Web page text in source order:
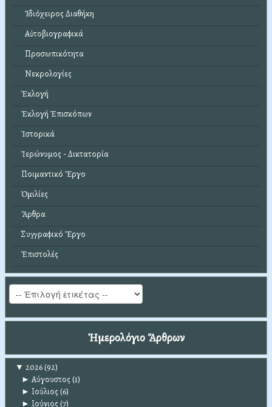
Ἰδιόχειρος Διαθήκη
Αὐτοβιογραφικά
Προσωπικότητα
Νεκρολογίες
Ἐκλογή
Ἐκλογή Ἐπισκόπων
Ἱστορικά
Ἱερώνυμος - Δικτατορία
Ποιμαντικό Ἔργο
Ὁμιλίες
Ἄρθρα
Συγγραφικό Ἔργο
Ἐπιστολές
Ἡμερολόγιο Ἄρθρων
▼ 2026(92)
► Αύγουστος (1)
► Ιούλιος (6)
► Ιούνιος (7)